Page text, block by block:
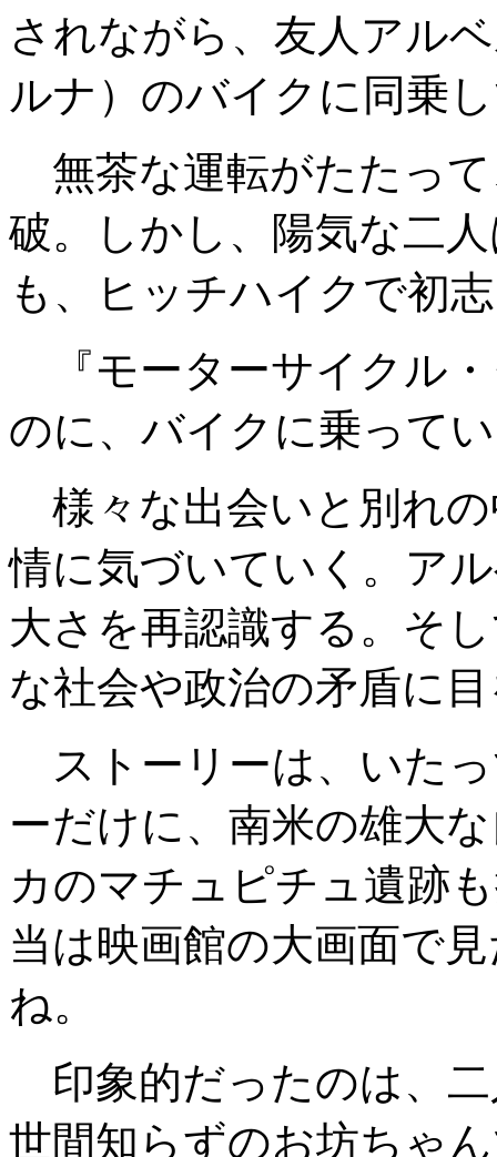
されながら、友人アル
ルナ）のバイクに同乗
無茶な運転がたたっ
破。しかし、陽気な二
も、ヒッチハイクで初
『モーターサイクル
のに、バイクに乗って
様々な出会いと別れ
情に気づいていく。ア
大さを再認識する。そ
な社会や政治の矛盾に
ストーリーは、いた
ーだけに、南米の雄大
カのマチュピチュ遺跡
当は映画館の大画面で
ね。
印象的だったのは、
世間知らずのお坊ちゃ